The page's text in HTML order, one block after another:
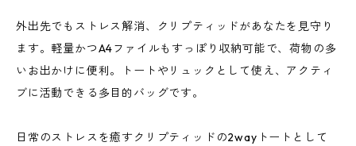
外出先でもストレス解消、クリプティッドがあなたを見守り
ます。軽量かつA4ファイルもすっぽり収納可能で、荷物の多
いお出かけに便利。トートやリュックとして使え、アクティ
ブに活動できる多目的バッグです。
日常のストレスを癒すクリプティッドの2wayトートとして